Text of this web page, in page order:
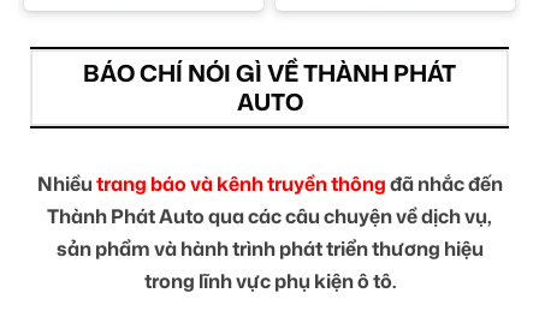
BÁO CHÍ NÓI GÌ VỀ THÀNH PHÁT
AUTO
Nhiềutrang báo và kênh truyền thôngđã nhắc đến
Thành Phát Auto qua các câu chuyện về dịch vụ,
sản phẩm và hành trình phát triển thương hiệu
trong lĩnh vực phụ kiện ô tô.